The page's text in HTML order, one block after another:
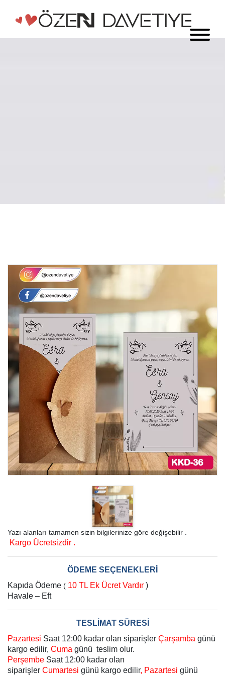
Yazı alanları tamamen sizin bilgilerinize göre değişebilir .
Kargo Ücretsizdir .
ÖDEME SEÇENEKLERİ
Kapıda Ödeme ( 10 TL Ek Ücret Vardır )
Havale – Eft
TESLİMAT SÜRESİ
Pazartesi Saat 12:00 kadar olan siparişler Çarşamba günü
kargo edilir, Cuma günü teslim olur.
Perşembe Saat 12:00 kadar olan
siparişler Cumartesi günü kargo edilir, Pazartesi günü